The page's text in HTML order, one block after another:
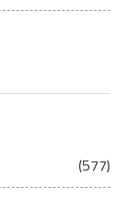
(577)